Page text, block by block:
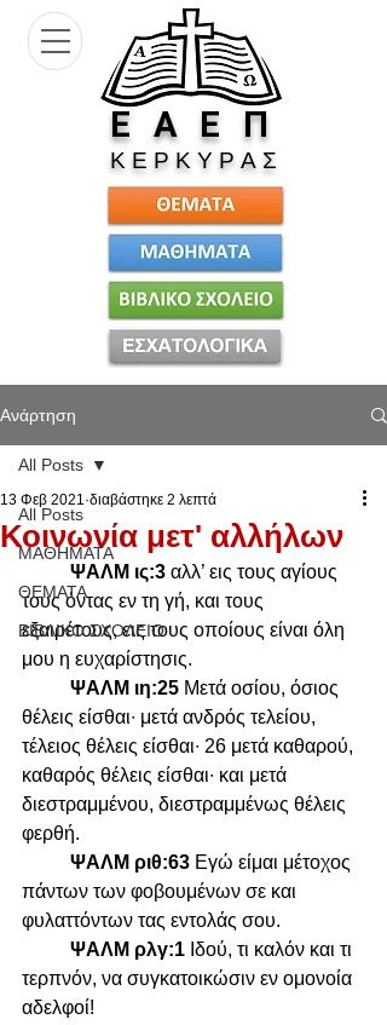
Ε Α Ε Π
Κ Ε Ρ Κ Υ Ρ Α Σ
Ανάρτηση
All Posts
ΜΑΘΗΜΑΤΑ
ΘΕΜΑΤΑ
ΒΙΒΛΙΚΟ ΣΧΟΛΕΙΟ
All Posts
Κοινωνία μετ' αλλήλων
13 Φεβ 2021 διαβάστηκε 2 λεπτά
ΨΑΛΜ ις:3 αλλ’ εις τους αγίους
τους όντας εν τη γή, και τους
εξαιρέτους, εις τους οποίους είναι όλη
μου η ευχαρίστησις.
ΨΑΛΜ ιη:25 Μετά οσίου, όσιος
θέλεις είσθαι∙ μετά ανδρός τελείου,
τέλειος θέλεις είσθαι∙ 26 μετά καθαρού,
καθαρός θέλεις είσθαι∙ και μετά
διεστραμμένου, διεστραμμένως θέλεις
φερθή.
ΨΑΛΜ ριθ:63 Εγώ είμαι μέτοχος
πάντων των φοβουμένων σε και
φυλαττόντων τας εντολάς σου.
ΨΑΛΜ ρλγ:1 Ιδού, τι καλόν και τι
τερπνόν, να συγκατοικώσιν εν ομονοία
αδελφοί!